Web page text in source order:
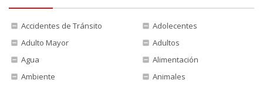
Accidentes de Tránsito
Adolecentes
Adulto Mayor
Adultos
Agua
Alimentación
Ambiente
Animales